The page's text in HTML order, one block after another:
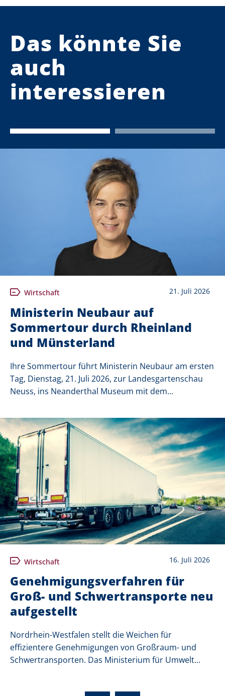
Das könnte Sie
auch
interessieren
Wirtschaft 21. Juli 2026
Ministerin Neubaur auf
Sommertour durch Rheinland
und Münsterland
Ihre Sommertour führt Ministerin Neubaur am ersten
Tag, Dienstag, 21. Juli 2026, zur Landesgartenschau
Neuss, ins Neanderthal Museum mit dem...
Wirtschaft 16. Juli 2026
Genehmigungsverfahren für
Groß- und Schwertransporte neu
aufgestellt
Nordrhein-Westfalen stellt die Weichen für
effizientere Genehmigungen von Großraum- und
Schwertransporten. Das Ministerium für Umwelt...